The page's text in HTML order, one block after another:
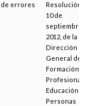
de errores
Resolución de
10 de
septiembre de
2012, de la
Dirección
General de
Formación
Profesional y
Educación de
Personas